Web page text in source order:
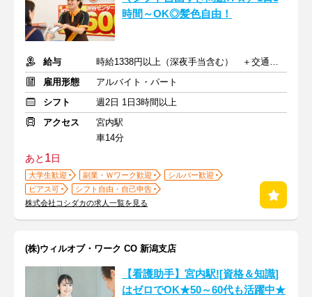
時間～OK◎髪色自由！
給与
時給1338円以上（深夜手当含む） ＋交通費支給
雇用形態
アルバイト・パート
シフト
週2日 1日3時間以上
アクセス
宮内駅
車14分
あと 1日
大学生歓迎 副業・Ｗワーク歓迎
シルバー歓迎
ピアス可
シフト自由・自己申告
株式会社コシダカの求人一覧を見る
(株)ウィルオブ・ワーク CO 新潟支店
【看護助手】宮内駅![資格＆知識]
はゼロでOK★50～60代も活躍中★